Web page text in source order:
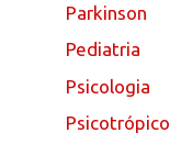
Parkinson
Pediatria
Psicologia
Psicotrópico